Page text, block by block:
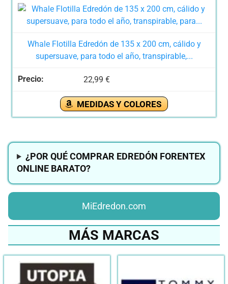
Whale Flotilla Edredón de 135 x 200 cm, cálido y
supersuave, para todo el año, transpirable,...
22,99 €
MEDIDAS Y COLORES
¿POR QUÉ COMPRAR EDREDÓN FORENTEX
ONLINE BARATO?
MiEdredon.com
MÁS MARCAS